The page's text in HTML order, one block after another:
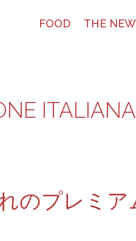
FOOD THE
ITALIANA
のプレミア